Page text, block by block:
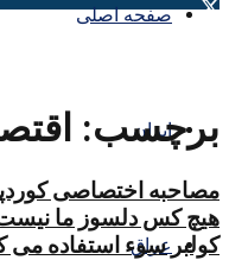
صفحه اصلی
ایران
عراق
برچسب:
مصاحبه اختصاصی
هیچ کس دلسوز ما نیست
کولبر سوء استفاده می